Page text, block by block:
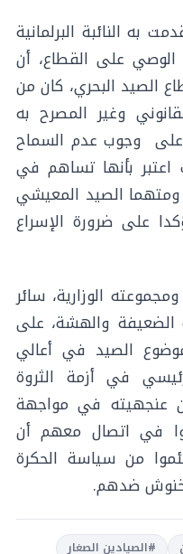
النائبة البرلمانية
الوصي على القطاع، أن
الصيد البحري، كان من
وغير المصرح به
وجوب عدم السماح
اعتبر بأنها تساهم في
الصيد المعيشي
على ضرورة الإسراع
الوزارية، سائر
والهشة، على
الصيد في أعالي
في أزمة الثروة
عنجهيته في مواجهة
في اتصال معهم أن
من سياسة الحكرة
ضدهم.
#الصيادين الصغار